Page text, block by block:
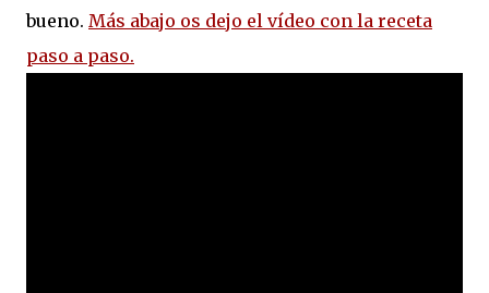
bueno. Más abajo os dejo el vídeo con la receta
paso a paso.